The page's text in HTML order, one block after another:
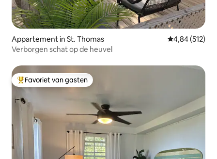
Appartement in St. Thomas Gemiddelde
4,84 (512)
Verborgen schat op de heuvel
Topfavoriet van gasten
Favoriet van gasten